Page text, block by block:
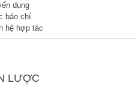
dụng
báo chí
hệ hợp tác
LƯỢC